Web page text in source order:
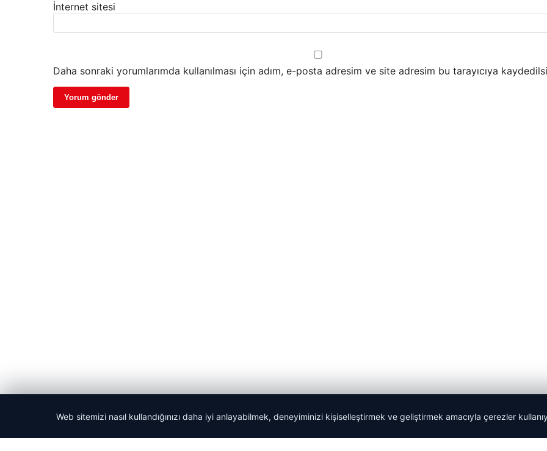
İnternet sitesi
Daha sonraki yorumlarımda kullanılması için adım, e-posta adresim ve site adresim bu tarayıcıya
© 2026 Gazete Gündem – Güncel Haberler
Web sitemizi nasıl kullandığınızı daha iyi anlayabilmek, deneyiminizi kişiselleştirmek ve geliştirmek amacıyla çerezler